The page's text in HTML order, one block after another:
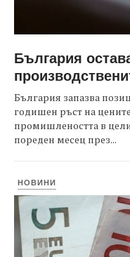
България
България запазва
годишен ръст на
промишлеността в
пореден месец през...
НОВИНИ